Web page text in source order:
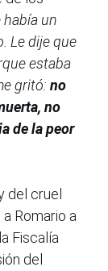
había un
Le dije que
estaba
gritó: no
no
de la peor
del cruel
Romario a
Fiscalía
del